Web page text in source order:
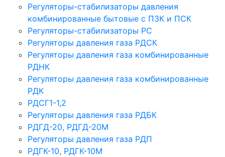
Регуляторы-стабилизаторы давления
комбинированные бытовые с ПЗК и ПСК
Регуляторы-стабилизаторы РС
Регуляторы давления газа РДСК
Регуляторы давления газа комбинированные
РДНК
Регуляторы давления газа комбинированные
РДК
РДСГ1-1,2
Регуляторы давления газа РДБК
РДГД-20, РДГД-20М
Регуляторы давления газа РДП
РДГК-10, РДГК-10М